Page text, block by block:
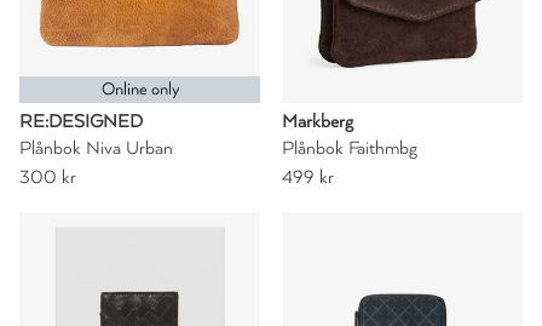
Online only
RE:DESIGNED
Plånbok Niva Urban
300 kr
Markberg
Plånbok Faithmbg
499 kr